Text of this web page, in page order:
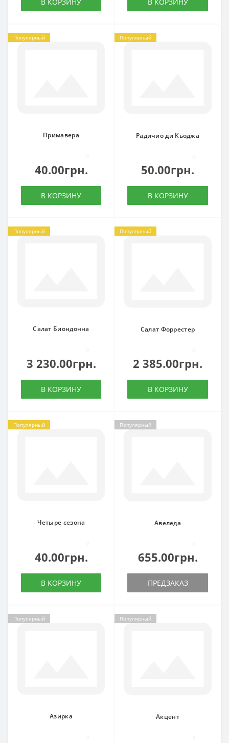
Популярный
Примавера
40.00грн.
В КОРЗИНУ
Популярный
Радичио ди Кьоджа
50.00грн.
В КОРЗИНУ
Популярный
Салат Биондонна
3 230.00грн.
В КОРЗИНУ
Популярный
Салат Форрестер
2 385.00грн.
В КОРЗИНУ
Популярный
Четыре сезона
40.00грн.
В КОРЗИНУ
Популярный
Авеледа
655.00грн.
ПРЕДЗАКАЗ
Популярный
Азирка
Популярный
Акцент